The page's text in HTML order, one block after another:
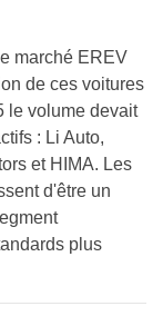
marché EREV
de ces voitures
le volume devait
: Li Auto,
et HIMA. Les
d'être un
plus